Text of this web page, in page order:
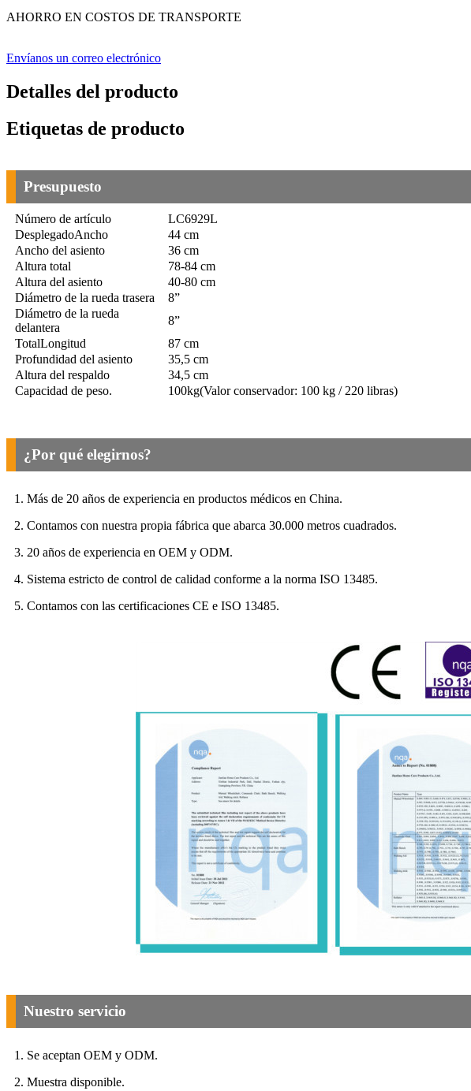
AHORRO EN COSTOS DE TRANSPORTE
Envíanos un correo electrónico
Detalles del producto
Etiquetas de producto
Presupuesto
Número de artículo
LC6929L
DesplegadoAncho
44 cm
Ancho del asiento
36 cm
Altura total
78-84 cm
Altura del asiento
40-80 cm
Diámetro de la rueda trasera
8”
Diámetro de la rueda
delantera
8”
TotalLongitud
87 cm
Profundidad del asiento
35,5 cm
Altura del respaldo
34,5 cm
Capacidad de peso.
100kg(Valor conservador: 100 kg / 220 libras)
¿Por qué elegirnos?
1. Más de 20 años de experiencia en productos médicos en China.
2. Contamos con nuestra propia fábrica que abarca 30.000 metros cuadrados.
3. 20 años de experiencia en OEM y ODM.
4. Sistema estricto de control de calidad conforme a la norma ISO 13485.
5. Contamos con las certificaciones CE e ISO 13485.
Nuestro servicio
1. Se aceptan OEM y ODM.
2. Muestra disponible.